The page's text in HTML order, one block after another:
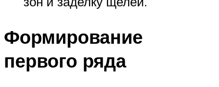
Формирование
первого ряда